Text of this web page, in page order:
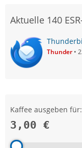
Aktuelle 140
Thunder
Kaffee ausgeben für:
3,00 €